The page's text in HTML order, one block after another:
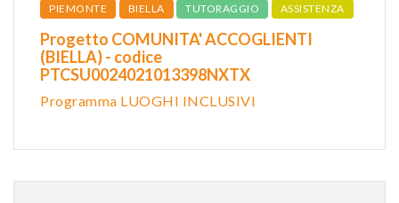
PIEMONTE BIELLA TUTORAGGIO ASSISTENZA
Progetto COMUNITA' ACCOGLIENTI
(BIELLA) - codice
PTCSU0024021013398NXTX
Programma LUOGHI INCLUSIVI